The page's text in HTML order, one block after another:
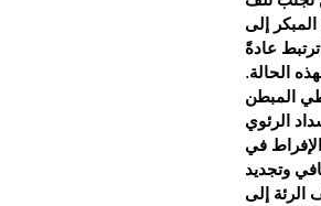
إلى
عادةً
الحالة.
المبطن
الرئوي
في
وتجديد
الرئة إلى